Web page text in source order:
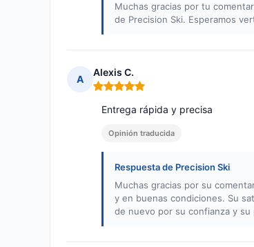
Muchas gracias por tu
de Precision Ski. Esperamos
A
Alexis C.
Nota: 5 de 5
Entrega rápida y precisa
Opinión traducida
Respuesta de Precision Ski
Muchas gracias por su
y en buenas condiciones. Su
de nuevo por su confianza y